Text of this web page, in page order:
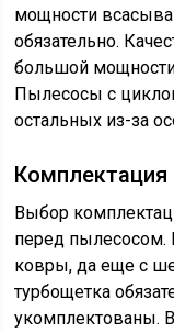
мощности
обязательно.
большой мощности
Пылесосы с
остальных из-за
Комплектация
Выбор
перед пылесосом.
ковры, да еще с
турбощетка
укомплектованы.